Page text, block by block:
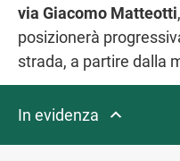
via Giacomo Matteotti
posizionerà
strada, a partire dalla
In evidenza